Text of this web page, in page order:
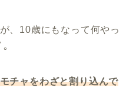
、10歳にもなって何やっ
チャをわざと割り込んで